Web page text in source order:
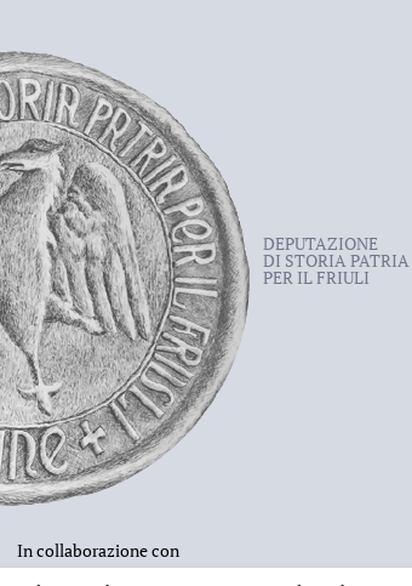
DEPUTAZIONE
DI STORIA PATRIA
PER IL FRIULI
In collaborazione con